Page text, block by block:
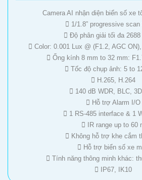
Camera AI nhận diện biển số xe
 1/1.8” progressive scan
 Độ phân giải tối đa
 Color: 0.001 Lux @ (F1.2, AGC
 Ống kính 8 mm to 32 mm:
 Tốc độ chụp ảnh: 5 to
 H.265, H.264
 140 dB WDR, BLC,
 Hỗ trợ Alarm I/O
 1 RS-485 interface & 1
 IR range up to 60
 Không hỗ trợ khe cắm
 Hỗ trợ biển số xe
 Tính năng thông minh khác:
 IP67, IK10